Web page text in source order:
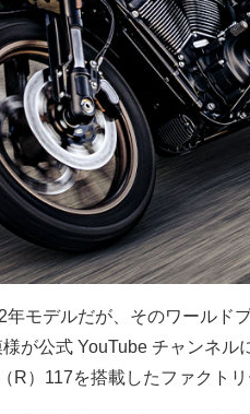
モデルだが、そのワールド
が公式 YouTube チャンネル
R）117を搭載したファクト